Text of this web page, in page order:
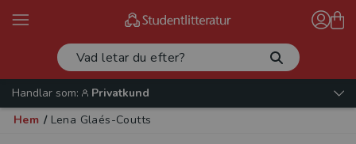
Handlar som:
Privatkund
Hem / Lena Glaés-Coutts